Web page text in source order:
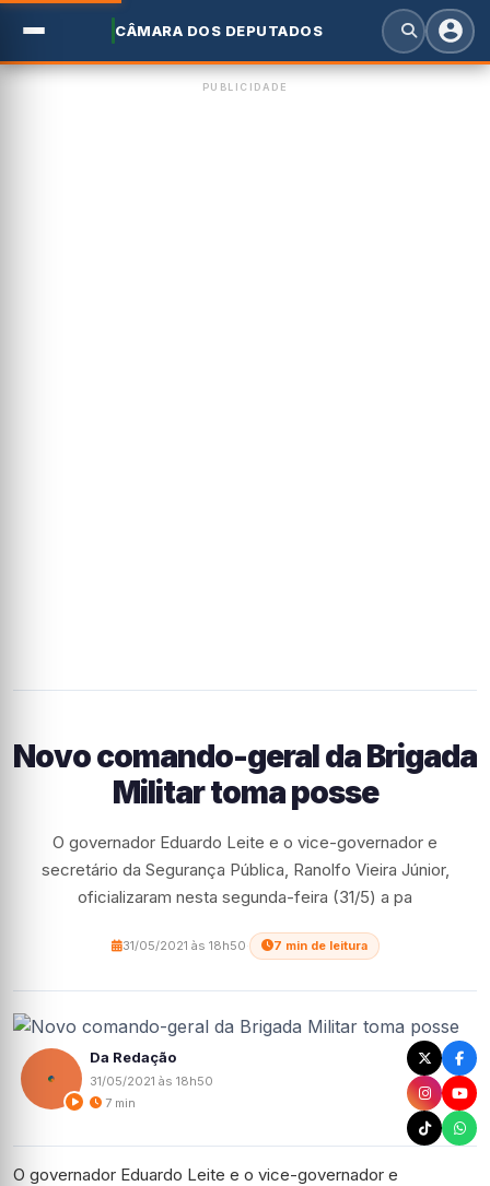
CÂMARA DOS DEPUTADOS
PUBLICIDADE
Novo comando-geral da Brigada
Militar toma posse
O governador Eduardo Leite e o vice-governador e
secretário da Segurança Pública, Ranolfo Vieira Júnior,
oficializaram nesta segunda-feira (31/5) a pa
31/05/2021 às 18h50 7 min de leitura
Da Redação
31/05/2021 às 18h50
7 min
O governador Eduardo Leite e o vice-governador e